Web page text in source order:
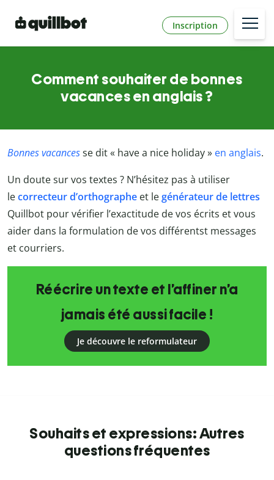
Inscription
Comment souhaiter de bonnes
vacances en anglais ?
Bonnes vacancesse dit « have a nice holiday » en anglais.
Un doute sur vos textes ? N’hésitez pas à utiliser
lecorrecteur d’orthographe et legénérateur de lettres
Quillbot pour vérifier l’exactitude de vos écrits et vous
aider dans la formulation de vos différentst messages
et courriers.
Réécrire un texte et l’affiner n’a
jamais été aussi facile !
Je découvre le reformulateur
Souhaits et expressions: Autres
questions fréquentes